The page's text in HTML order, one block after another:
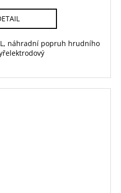
náhradní popruh hrudního